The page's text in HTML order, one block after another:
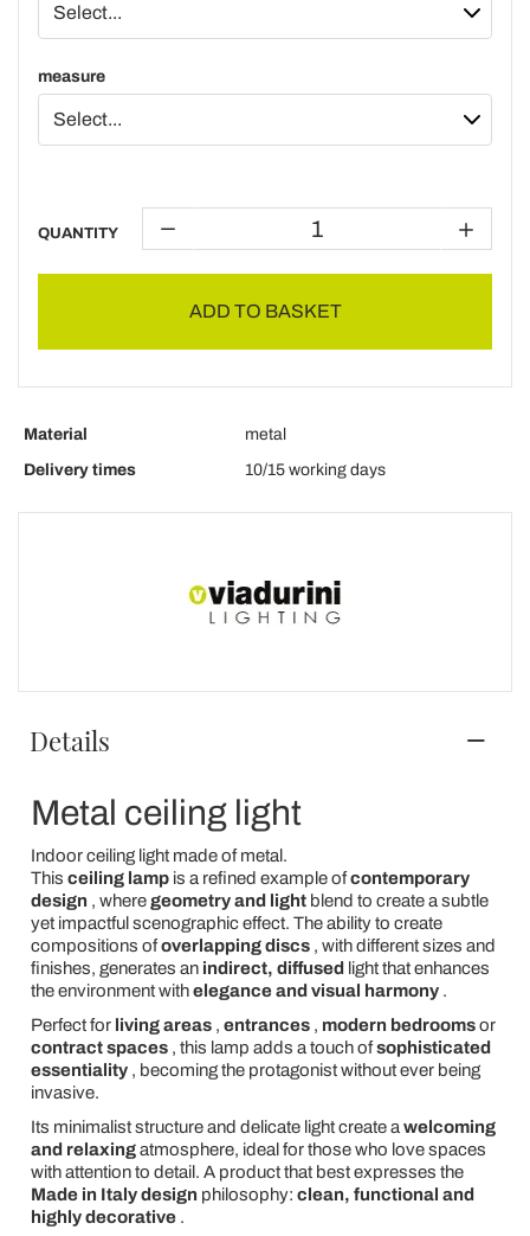
measure
QUANTITY
ADD TO BASKET
Material
metal
Delivery times
10/15 working days
Details
Metal ceiling light
Indoor ceiling light made of metal.
This ceiling lampis a refined example ofcontemporary
design , wheregeometry and lightblend to create a subtle
yet impactful scenographic effect. The ability to create
compositions ofoverlapping discs, with different sizes and
finishes, generates an indirect, diffused light that enhances
the environment withelegance and visual harmony.
Perfect for living areas, entrances, modern bedroomsor
contract spaces, this lamp adds a touch ofsophisticated
essentiality, becoming the protagonist without ever being
invasive.
Its minimalist structure and delicate light create a welcoming
and relaxingatmosphere, ideal for those who love spaces
with attention to detail. A product that best expresses the
Made in Italy design philosophy: clean, functional and
highly decorative.